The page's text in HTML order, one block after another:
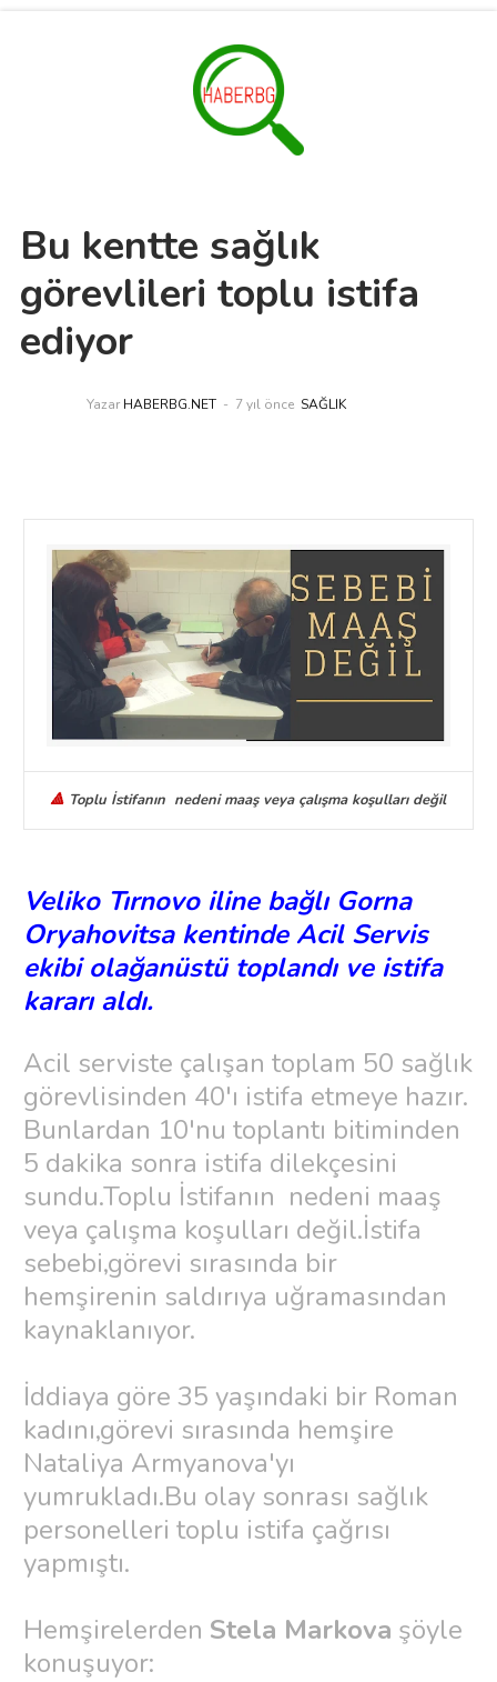
Bu kentte sağlık
görevlileri toplu istifa
ediyor
Yazar HABERBG.NET 7 yıl önce SAĞLIK
🔺 Toplu İstifanın nedeni maaş veya çalışma koşulları değil
Veliko Tırnovo iline bağlı Gorna
Oryahovitsa kentinde Acil Servis
ekibi olağanüstü toplandı ve istifa
kararı aldı.
Acil serviste çalışan toplam 50 sağlık
görevlisinden 40'ı istifa etmeye hazır.
Bunlardan 10'nu toplantı bitiminden
5 dakika sonra istifa dilekçesini
sundu.Toplu İstifanın nedeni maaş
veya çalışma koşulları değil.İstifa
sebebi,görevi sırasında bir
hemşirenin saldırıya uğramasından
kaynaklanıyor.
İddiaya göre 35 yaşındaki bir Roman
kadını,görevi sırasında hemşire
Nataliya Armyanova'yı
yumrukladı.Bu olay sonrası sağlık
personelleri toplu istifa çağrısı
yapmıştı.
Hemşirelerden Stela Markova şöyle
konuşuyor: